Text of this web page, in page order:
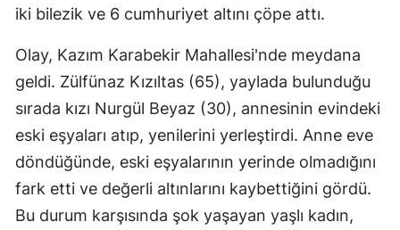
iki bilezik ve 6 cumhuriyet altını çöpe attı.
Olay, Kazım Karabekir Mahallesi'nde meydana
geldi. Zülfünaz Kızıltas (65), yaylada bulunduğu
sırada kızı Nurgül Beyaz (30), annesinin evindeki
eski eşyaları atıp, yenilerini yerleştirdi. Anne eve
döndüğünde, eski eşyalarının yerinde olmadığını
fark etti ve değerli altınlarını kaybettiğini gördü.
Bu durum karşısında şok yaşayan yaşlı kadın,